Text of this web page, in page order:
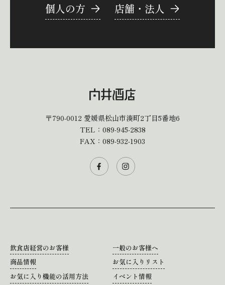
個人の方 店舗・法人
〒790-0012 愛媛県松山市湊町2丁目5番地6
TEL： 089-945-2838
FAX：089-932-1903
飲食店経営のお客様
一般のお客様へ
商品情報
お気に入りリスト
お気に入り機能の活用方法
イベント情報